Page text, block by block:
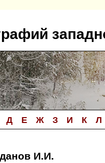
Д Е Ж З И К Л
И.И.